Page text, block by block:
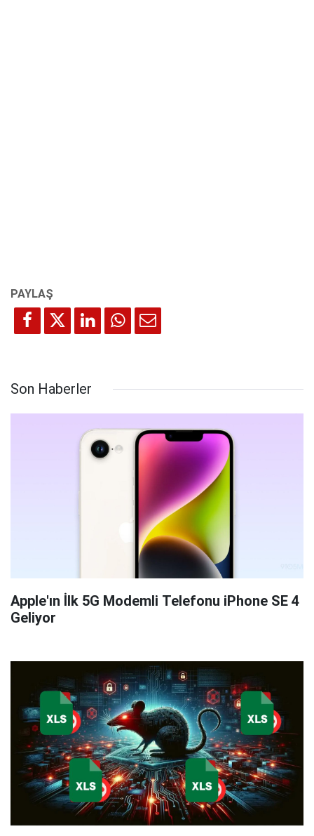
Son Haberler
Apple'ın İlk 5G Modemli Telefonu iPhone SE 4
Geliyor